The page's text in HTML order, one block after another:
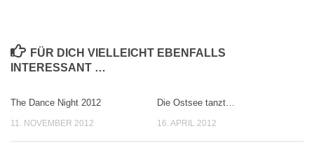
FÜR DICH VIELLEICHT EBENFALLS
INTERESSANT …
The Dance Night 2012
11. NOVEMBER 2012
Die Ostsee tanzt…
16. APRIL 2012